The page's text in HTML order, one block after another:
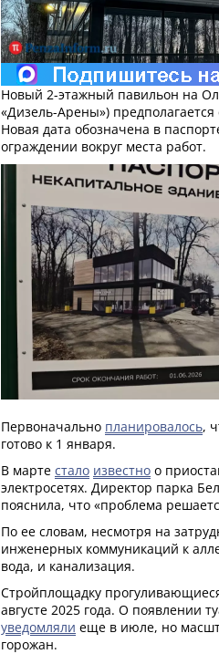
Новый 2-этажный павильон на
«Дизель-Арены») предполагается
Новая дата обозначена в
ограждении вокруг места работ.
Первоначально планировалось,
готово к 1 января.
В марте стало известно о
электросетях. Директор парка
пояснила, что «проблема
По ее словам, несмотря на
инженерных коммуникаций к
вода, и канализация.
Стройплощадку
августе 2025 года. О появлении
уведомляли еще в июле, но
горожан.